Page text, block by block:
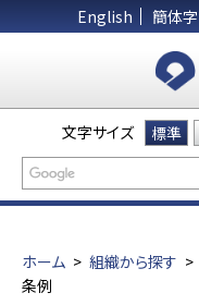
English 簡体字
文字サイズ 標準
ホーム > 組織から探す >
条例